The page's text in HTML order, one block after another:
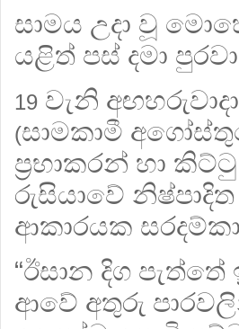
සාමය උදා වූ
යළිත් පස් දමා
19 වැනි
(සාමකාමී
ප්‍රභාකරන් හා
රුසියාවේ
ආකාරයක
“ඊසාන දිග
ආවේ අතුරු